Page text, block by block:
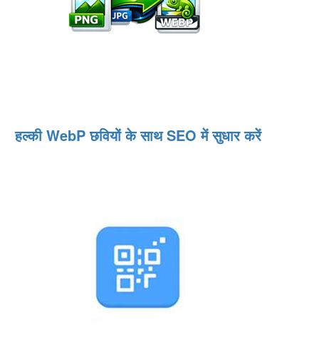
हल्की WebP छवियों के साथ SEO में सुधार करें